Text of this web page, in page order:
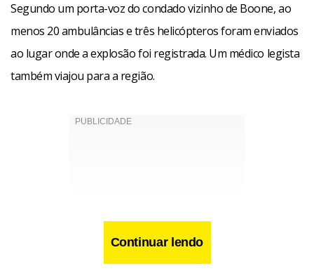
Segundo um porta-voz do condado vizinho de Boone, ao
menos 20 ambulâncias e três helicópteros foram enviados
ao lugar onde a explosão foi registrada. Um médico legista
também viajou para a região.
Continuar lendo